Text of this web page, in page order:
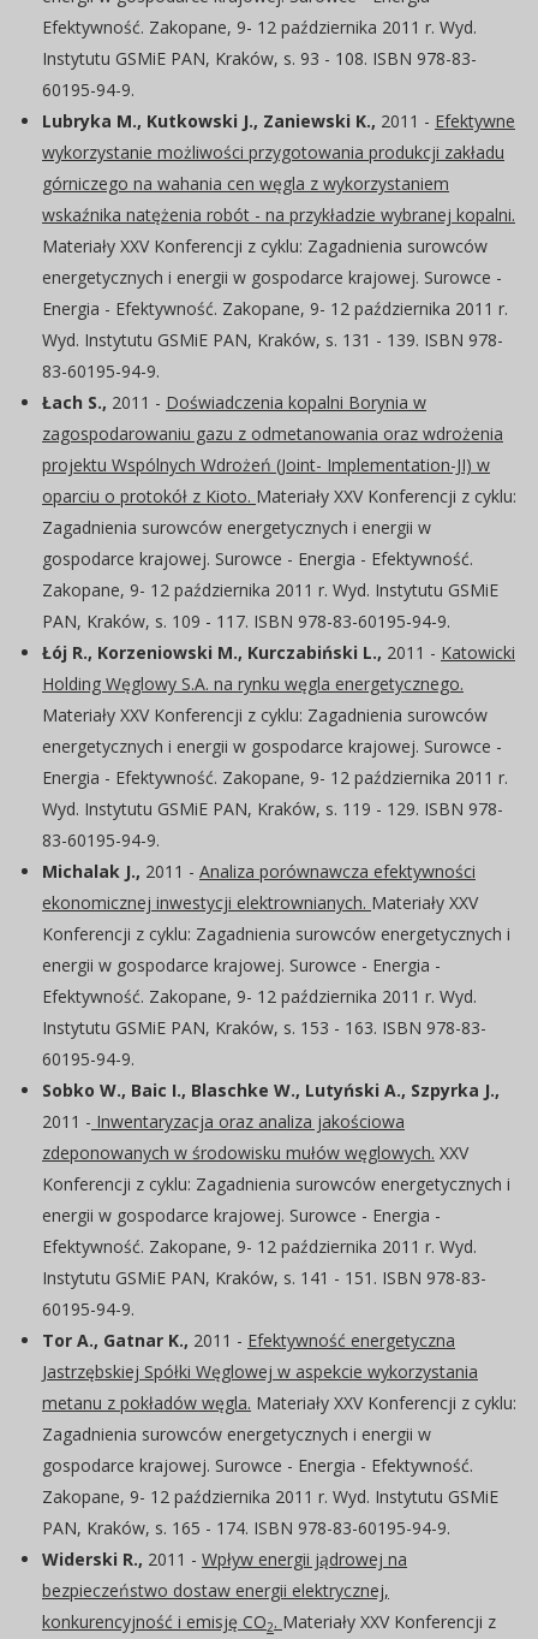
Efektywność. Zakopane, 9- 12 października 2011 r. Wyd.
Instytutu GSMiE PAN, Kraków, s. 93 - 108. ISBN 978-83-
60195-94-9.
Lubryka M., Kutkowski J., Zaniewski K., 2011 - Efektywne
wykorzystanie możliwości przygotowania produkcji zakładu
górniczego na wahania cen węgla z wykorzystaniem
wskaźnika natężenia robót - na przykładzie wybranej kopalni.
Materiały XXV Konferencji z cyklu: Zagadnienia surowców
energetycznych i energii w gospodarce krajowej. Surowce -
Energia - Efektywność. Zakopane, 9- 12 października 2011 r.
Wyd. Instytutu GSMiE PAN, Kraków, s. 131 - 139. ISBN 978-
83-60195-94-9.
Łach S., 2011 - Doświadczenia kopalni Borynia w
zagospodarowaniu gazu z odmetanowania oraz wdrożenia
projektu Wspólnych Wdrożeń (Joint- Implementation-JI) w
oparciu o protokół z Kioto. Materiały XXV Konferencji z cyklu:
Zagadnienia surowców energetycznych i energii w
gospodarce krajowej. Surowce - Energia - Efektywność.
Zakopane, 9- 12 października 2011 r. Wyd. Instytutu GSMiE
PAN, Kraków, s. 109 - 117. ISBN 978-83-60195-94-9.
Łój R., Korzeniowski M., Kurczabiński L., 2011 - Katowicki
Holding Węglowy S.A. na rynku węgla energetycznego.
Materiały XXV Konferencji z cyklu: Zagadnienia surowców
energetycznych i energii w gospodarce krajowej. Surowce -
Energia - Efektywność. Zakopane, 9- 12 października 2011 r.
Wyd. Instytutu GSMiE PAN, Kraków, s. 119 - 129. ISBN 978-
83-60195-94-9.
Michalak J., 2011 - Analiza porównawcza efektywności
ekonomicznej inwestycji elektrownianych. Materiały XXV
Konferencji z cyklu: Zagadnienia surowców energetycznych i
energii w gospodarce krajowej. Surowce - Energia -
Efektywność. Zakopane, 9- 12 października 2011 r. Wyd.
Instytutu GSMiE PAN, Kraków, s. 153 - 163. ISBN 978-83-
60195-94-9.
Sobko W., Baic I., Blaschke W., Lutyński A., Szpyrka J.,
2011 - Inwentaryzacja oraz analiza jakościowa
zdeponowanych w środowisku mułów węglowych. XXV
Konferencji z cyklu: Zagadnienia surowców energetycznych i
energii w gospodarce krajowej. Surowce - Energia -
Efektywność. Zakopane, 9- 12 października 2011 r. Wyd.
Instytutu GSMiE PAN, Kraków, s. 141 - 151. ISBN 978-83-
60195-94-9.
Tor A., Gatnar K., 2011 - Efektywność energetyczna
Jastrzębskiej Spółki Węglowej w aspekcie wykorzystania
metanu z pokładów węgla. Materiały XXV Konferencji z cyklu:
Zagadnienia surowców energetycznych i energii w
gospodarce krajowej. Surowce - Energia - Efektywność.
Zakopane, 9- 12 października 2011 r. Wyd. Instytutu GSMiE
PAN, Kraków, s. 165 - 174. ISBN 978-83-60195-94-9.
Widerski R., 2011 - Wpływ energii jądrowej na
bezpieczeństwo dostaw energii elektrycznej,
konkurencyjność i emisję CO2. Materiały XXV Konferencji z